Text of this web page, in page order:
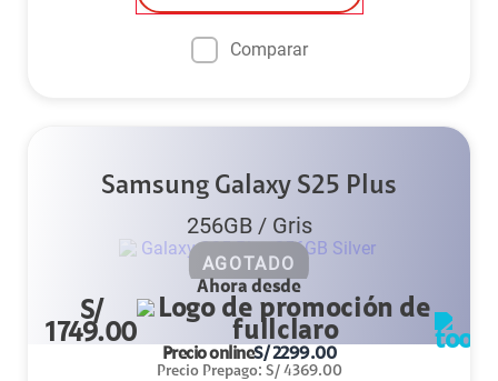
Comparar
Samsung Galaxy S25 Plus
256GB/ Gris
AGOTADO
Ahora desde
S/
1749.00
Precio onlineS/2299.00
Precio Prepago: S/ 4369.00